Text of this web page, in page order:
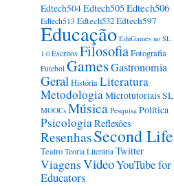
Edtech504Edtech505Edtech506
Edtech513Edtech532Edtech597
Educação EduGames no SL
1.0 Escritos FilosofiaFotografia
Futebol GamesGastronomia
GeralHistória Literatura
MetodologiaMicrotutoriais SL
MOOCs Música Pesquisa Política
PsicologiaReflexões
ResenhasSecond Life
Teatro Teoria Literária Twitter
ViagensVideoYouTube for
Educators